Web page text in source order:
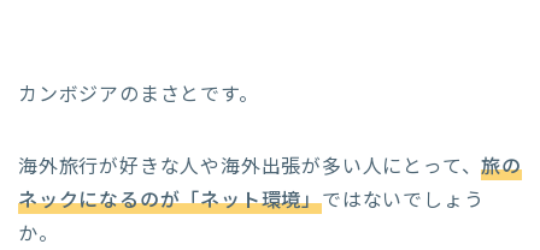
カンボジアのまさとです。
海外旅行が好きな人や海外出張が多い人にとって、旅の
ネックになるのが「ネット環境」ではないでしょう
か。